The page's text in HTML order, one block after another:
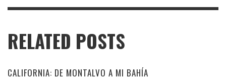
RELATED POSTS
CALIFORNIA: DE MONTALVO A MI BAHÍA